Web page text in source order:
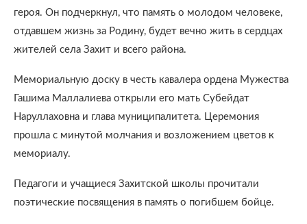
героя. Он подчеркнул, что память о молодом человеке,
отдавшем жизнь за Родину, будет вечно жить в сердцах
жителей села Захит и всего района.
Мемориальную доску в честь кавалера ордена Мужества
Гашима Маллалиева открыли его мать Субейдат
Наруллаховна и глава муниципалитета. Церемония
прошла с минутой молчания и возложением цветов к
мемориалу.
Педагоги и учащиеся Захитской школы прочитали
поэтические посвящения в память о погибшем бойце.